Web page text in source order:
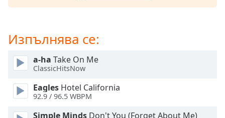
cancel
the
Color
Opacity
Изпълнява се:
a-ha Take On Me
ClassicHitsNow
Eagles Hotel California
92.9 / 96.5 WBPM
Simple Minds Don't You (Forget About Me)